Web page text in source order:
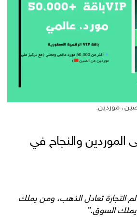
موردين.
الموردين والنجاح في
التجارة تعادل الذهب، ومن يملك
يملك السوق.”